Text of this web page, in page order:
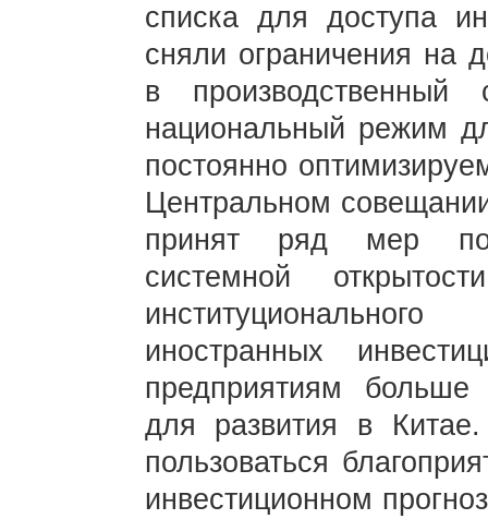
списка для доступа
сняли ограничения на
в производственный
национальный режим
постоянно
Центральном
принят ряд мер по
системной
иностранных
предприятиям больше
для развития в
пользоваться
инвестиционном